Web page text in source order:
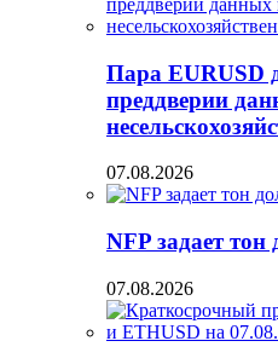
Пара EURUSD
преддверии
07.08.2026
NFP задает тон
07.08.2026